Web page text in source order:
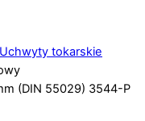
Uchwyty tokarskie
(DIN 55029) 3544-P